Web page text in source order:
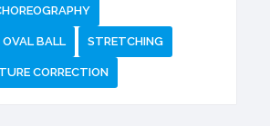
BALL STRETCHING
CORRECTION